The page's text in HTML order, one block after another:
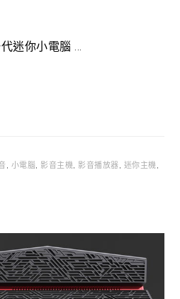
迷你小電腦 ...
, 小電腦, 影音主機, 影音播放器, 迷你主機,